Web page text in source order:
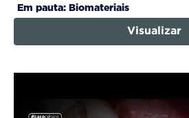
Em pauta: Biomateriais
Visualizar